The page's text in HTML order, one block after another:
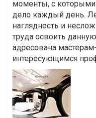
моменты, с которыми
дело каждый день.
наглядность и
труда освоить
адресована
интересующимся